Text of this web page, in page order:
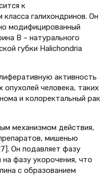
к
галихондринов. Он
модифицированный
B – натурального
губки Halichondria
активность
опухолей человека, таких
и колоректальный рак
механизмом действия,
мишенью
Он подавляет фазу
фазу укорочения, что
с образованием